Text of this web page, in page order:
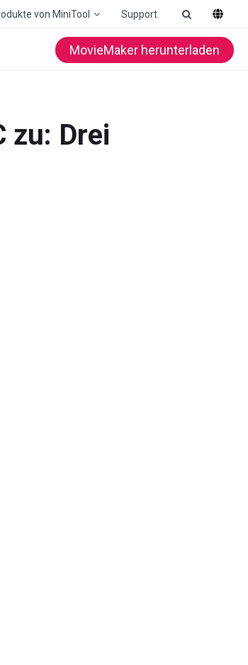
von MiniTool Support
MovieMaker herunterladen
zu: Drei